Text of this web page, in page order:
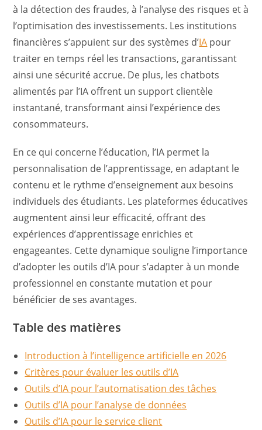
à la détection des fraudes, à l’analyse des risques et à
l’optimisation des investissements. Les institutions
financières s’appuient sur des systèmes d’IA pour
traiter en temps réel les transactions, garantissant
ainsi une sécurité accrue. De plus, les chatbots
alimentés par l’IA offrent un support clientèle
instantané, transformant ainsi l’expérience des
consommateurs.
En ce qui concerne l’éducation, l’IA permet la
personnalisation de l’apprentissage, en adaptant le
contenu et le rythme d’enseignement aux besoins
individuels des étudiants. Les plateformes éducatives
augmentent ainsi leur efficacité, offrant des
expériences d’apprentissage enrichies et
engageantes. Cette dynamique souligne l’importance
d’adopter les outils d’IA pour s’adapter à un monde
professionnel en constante mutation et pour
bénéficier de ses avantages.
Table des matières
Introduction à l’intelligence artificielle en 2026
Critères pour évaluer les outils d’IA
Outils d’IA pour l’automatisation des tâches
Outils d’IA pour l’analyse de données
Outils d’IA pour le service client